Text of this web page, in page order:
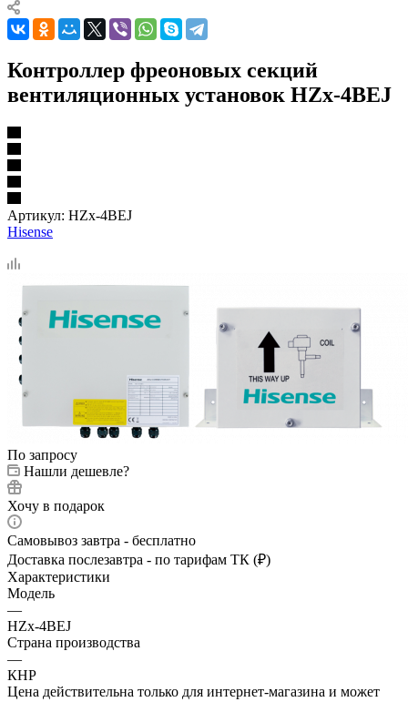
Контроллер фреоновых секций
вентиляционных установок HZx-4BEJ
Артикул: HZx-4BEJ
Hisense
По запросу
Нашли дешевле?
Хочу в подарок
Самовывоз завтра - бесплатно
Доставка послезавтра - по тарифам ТК (₽)
Характеристики
Модель
—
HZx-4BEJ
Страна производства
—
КНР
Цена действительна только для интернет-магазина и может